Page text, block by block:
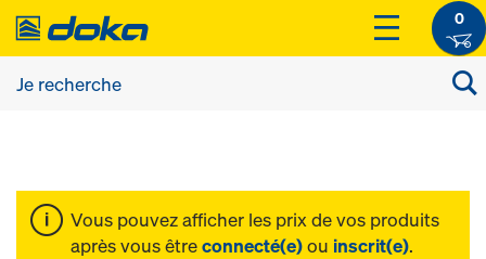
0
Vous pouvez afficher les prix de vos produits
après vous êtreconnecté(e)ou inscrit(e).